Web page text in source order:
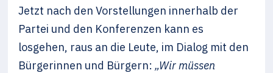
Jetzt nach den Vorstellungen innerhalb der
Partei und den Konferenzen kann es
losgehen, raus an die Leute, im Dialog mit den
Bürgerinnen und Bürgern:„Wir müssen